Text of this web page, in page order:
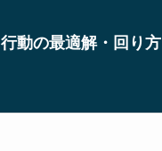
行動の最適解・回り方